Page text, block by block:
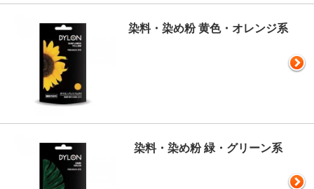
染料・染め粉 黄色・オレンジ系
染料・染め粉 緑・グリーン系